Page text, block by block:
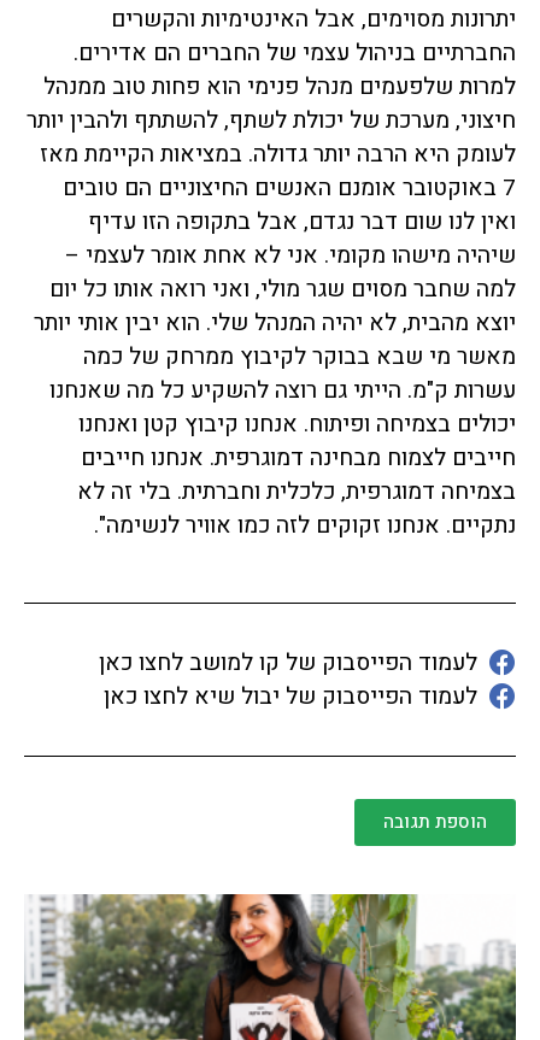
יתרונות מסוימים, אבל האינטימיות והקשרים
החברתיים בניהול עצמי של החברים הם אדירים.
למרות שלפעמים מנהל פנימי הוא פחות טוב ממנהל
חיצוני, מערכת של יכולת לשתף, להשתתף ולהבין יותר
לעומק היא הרבה יותר גדולה. במציאות הקיימת מאז
7 באוקטובר אומנם האנשים החיצוניים הם טובים
ואין לנו שום דבר נגדם, אבל בתקופה הזו עדיף
שיהיה מישהו מקומי. אני לא אחת אומר לעצמי –
למה שחבר מסוים שגר מולי, ואני רואה אותו כל יום
יוצא מהבית, לא יהיה המנהל שלי. הוא יבין אותי יותר
מאשר מי שבא בבוקר לקיבוץ ממרחק של כמה
עשרות ק"מ. הייתי גם רוצה להשקיע כל מה שאנחנו
יכולים בצמיחה ופיתוח. אנחנו קיבוץ קטן ואנחנו
חייבים לצמוח מבחינה דמוגרפית. אנחנו חייבים
בצמיחה דמוגרפית, כלכלית וחברתית. בלי זה לא
נתקיים. אנחנו זקוקים לזה כמו אוויר לנשימה".
לעמוד הפייסבוק של קו למושב לחצו כאן
לעמוד הפייסבוק של יבול שיא לחצו כאן
הוספת תגובה